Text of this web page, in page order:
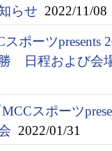
らせ 2022/11/08
スポーツ
日程および会
MCCスポーツ
2022/01/31